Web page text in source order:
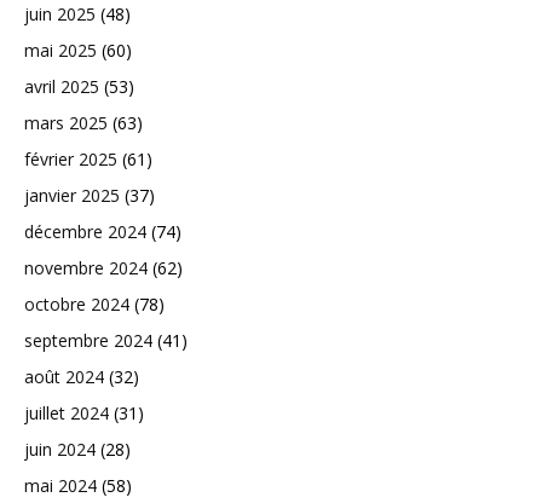
juin 2025 (48)
mai 2025 (60)
avril 2025 (53)
mars 2025 (63)
février 2025 (61)
janvier 2025 (37)
décembre 2024 (74)
novembre 2024 (62)
octobre 2024 (78)
septembre 2024 (41)
août 2024 (32)
juillet 2024 (31)
juin 2024 (28)
mai 2024 (58)